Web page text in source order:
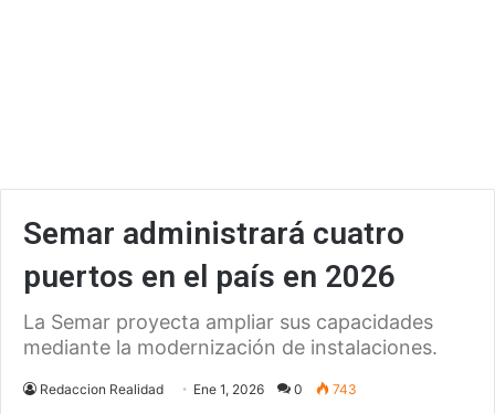
Semar administrará cuatro
puertos en el país en 2026
La Semar proyecta ampliar sus capacidades
mediante la modernización de instalaciones.
Redaccion Realidad Ene 1, 2026 0 743